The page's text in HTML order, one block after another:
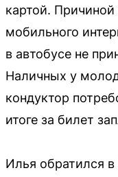
картой. Причиной
мобильного
в автобусе не
Наличных у
кондуктор
итоге за билет
Илья обратился